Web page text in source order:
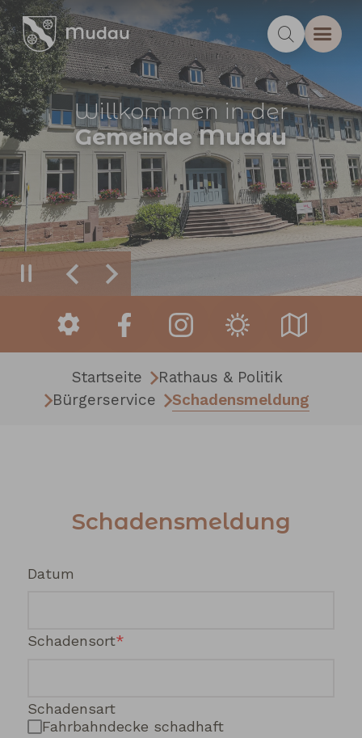
Zum Hauptinhalt springen
ZurückWeiter
Willkommen in der
Gemeinde Mudau
Startseite
Rathaus & Politik
Bürgerservice
Schadensmeldung
Schadensmeldung
Datum
Schadensort
Schadensart
Fahrbahndecke schadhaft